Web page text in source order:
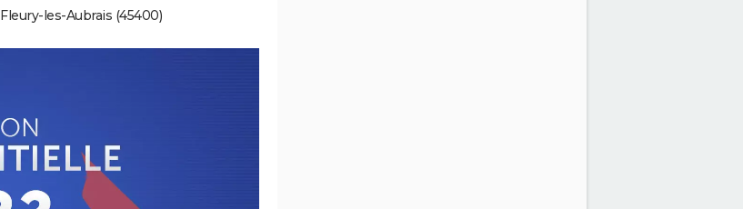
Fleury-les-Aubrais (45400)